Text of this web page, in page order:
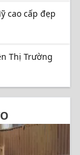
cao cấp đẹp
Thị Trường